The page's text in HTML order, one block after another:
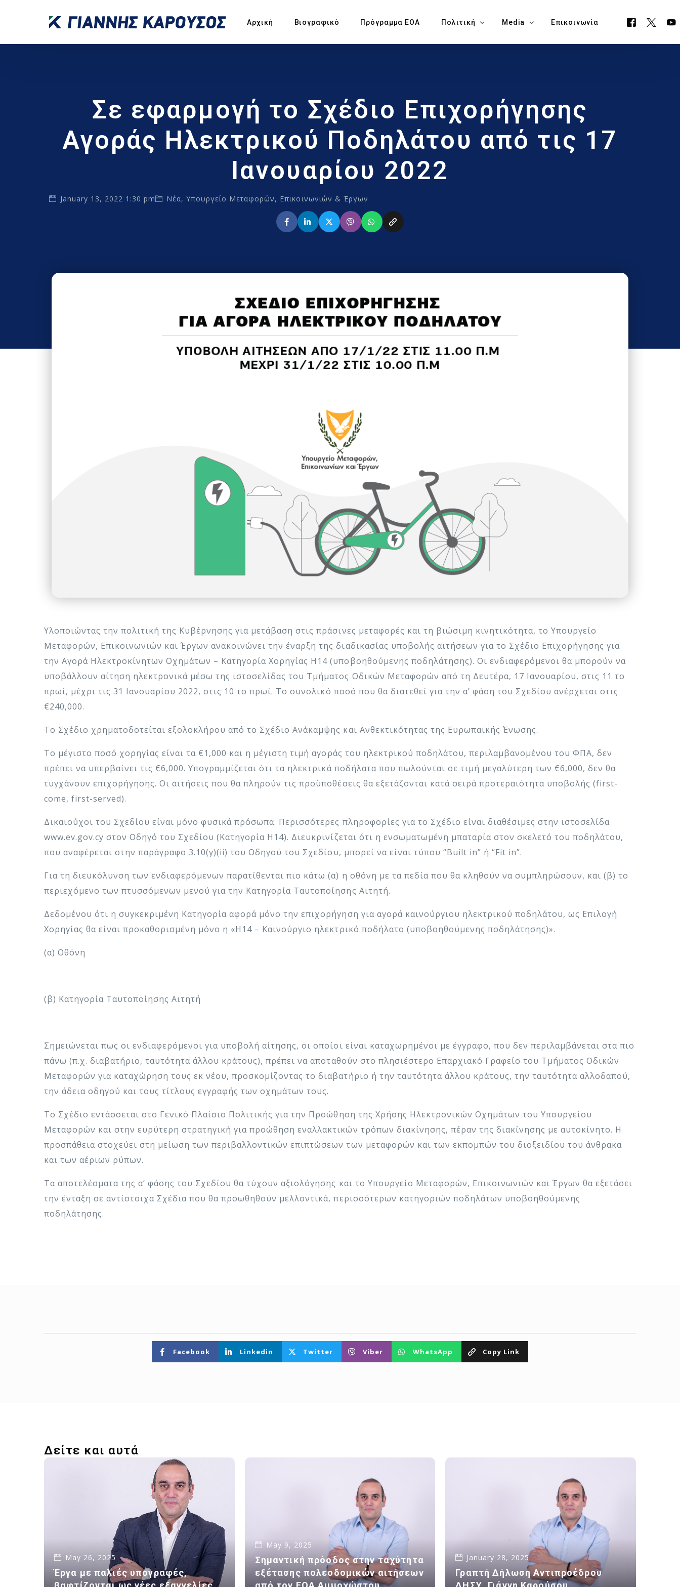
Αρχική Βιογραφικό Πρόγραμμα ΕΟΑ Πολιτική
Υπουργείο Μεταφορών, Επικοινωνιών & Έργων
Media
Δελτία Τύπου
Επικοινωνία
Σε εφαρμογή το Σχέδιο Επιχορήγησης
Αγοράς Ηλεκτρικού Ποδηλάτου από τις 17
Ιανουαρίου 2022
January 13, 2022 1:30 pm Νέα,Υπουργείο Μεταφορών, Επικοινωνιών & Έργων
Υλοποιώντας την πολιτική της Κυβέρνησης για μετάβαση στις πράσινες μεταφορές και τη βιώσιμη κινητικότητα, το Υπουργείο
Μεταφορών, Επικοινωνιών και Έργων ανακοινώνει την έναρξη της διαδικασίας υποβολής αιτήσεων για το Σχέδιο Επιχορήγησης για
την Αγορά Ηλεκτροκίνητων Οχημάτων – Κατηγορία Χορηγίας Η14 (υποβοηθούμενης ποδηλάτησης). Οι ενδιαφερόμενοι θα μπορούν να
υποβάλλουν αίτηση ηλεκτρονικά μέσω της ιστοσελίδας του Τμήματος Οδικών Μεταφορών από τη Δευτέρα, 17 Ιανουαρίου, στις 11 το
πρωί, μέχρι τις 31 Ιανουαρίου 2022, στις 10 το πρωί. Το συνολικό ποσό που θα διατεθεί για την α’ φάση του Σχεδίου ανέρχεται στις
€240,000.
Το Σχέδιο χρηματοδοτείται εξολοκλήρου από το Σχέδιο Ανάκαμψης και Ανθεκτικότητας της Ευρωπαϊκής Ένωσης.
Το μέγιστο ποσό χορηγίας είναι τα €1,000 και η μέγιστη τιμή αγοράς του ηλεκτρικού ποδηλάτου, περιλαμβανομένου του ΦΠΑ, δεν
πρέπει να υπερβαίνει τις €6,000. Υπογραμμίζεται ότι τα ηλεκτρικά ποδήλατα που πωλούνται σε τιμή μεγαλύτερη των €6,000, δεν θα
τυγχάνουν επιχορήγησης. Οι αιτήσεις που θα πληρούν τις προϋποθέσεις θα εξετάζονται κατά σειρά προτεραιότητα υποβολής (first-
come, first-served).
Δικαιούχοι του Σχεδίου είναι μόνο φυσικά πρόσωπα. Περισσότερες πληροφορίες για το Σχέδιο είναι διαθέσιμες στην ιστοσελίδα
www.ev.gov.cy στον Οδηγό του Σχεδίου (Κατηγορία Η14). Διευκρινίζεται ότι η ενσωματωμένη μπαταρία στον σκελετό του ποδηλάτου,
που αναφέρεται στην παράγραφο 3.10(γ)(ii) του Οδηγού του Σχεδίου, μπορεί να είναι τύπου “Built in” ή “Fit in”.
Για τη διευκόλυνση των ενδιαφερόμενων παρατίθενται πιο κάτω (α) η οθόνη με τα πεδία που θα κληθούν να συμπληρώσουν, και (β) το
περιεχόμενο των πτυσσόμενων μενού για την Κατηγορία Ταυτοποίησης Αιτητή.
Δεδομένου ότι η συγκεκριμένη Κατηγορία αφορά μόνο την επιχορήγηση για αγορά καινούργιου ηλεκτρικού ποδηλάτου, ως Επιλογή
Χορηγίας θα είναι προκαθορισμένη μόνο η «Η14 – Καινούργιο ηλεκτρικό ποδήλατο (υποβοηθούμενης ποδηλάτησης)».
(α) Οθόνη
(β) Κατηγορία Ταυτοποίησης Αιτητή
Σημειώνεται πως οι ενδιαφερόμενοι για υποβολή αίτησης, οι οποίοι είναι καταχωρημένοι με έγγραφο, που δεν περιλαμβάνεται στα πιο
πάνω (π.χ. διαβατήριο, ταυτότητα άλλου κράτους), πρέπει να αποταθούν στο πλησιέστερο Επαρχιακό Γραφείο του Τμήματος Οδικών
Μεταφορών για καταχώρηση τους εκ νέου, προσκομίζοντας το διαβατήριο ή την ταυτότητα άλλου κράτους, την ταυτότητα αλλοδαπού,
την άδεια οδηγού και τους τίτλους εγγραφής των οχημάτων τους.
Το Σχέδιο εντάσσεται στο Γενικό Πλαίσιο Πολιτικής για την Προώθηση της Χρήσης Ηλεκτρονικών Οχημάτων του Υπουργείου
Μεταφορών και στην ευρύτερη στρατηγική για προώθηση εναλλακτικών τρόπων διακίνησης, πέραν της διακίνησης με αυτοκίνητο. Η
προσπάθεια στοχεύει στη μείωση των περιβαλλοντικών επιπτώσεων των μεταφορών και των εκπομπών του διοξειδίου του άνθρακα
και των αέριων ρύπων.
Τα αποτελέσματα της α’ φάσης του Σχεδίου θα τύχουν αξιολόγησης και το Υπουργείο Μεταφορών, Επικοινωνιών και Έργων θα εξετάσει
την ένταξη σε αντίστοιχα Σχέδια που θα προωθηθούν μελλοντικά, περισσότερων κατηγοριών ποδηλάτων υποβοηθούμενης
ποδηλάτησης.
Facebook Linkedin Twitter Viber WhatsApp Copy Link
Δείτε και αυτά
May 26, 2025
Έργα με παλιές υπογραφές,
May 9, 2025
Σημαντική πρόοδος στην ταχύτητα
εξέτασης πολεοδομικών αιτήσεων
January 28, 2025
Γραπτή Δήλωση Αντιπροέδρου